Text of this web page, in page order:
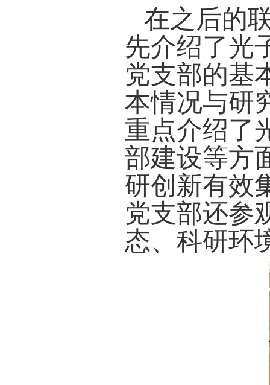
在之后的
先介绍了光
党支部的基
本情况与研
重点介绍了
部建设等方
研创新有效
党支部还参
态、科研环